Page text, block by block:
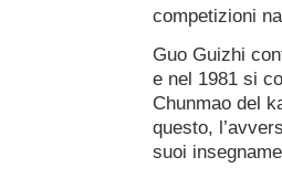
competizioni
Guo Guizhi
e nel 1981 si
Chunmao del
questo,
suoi